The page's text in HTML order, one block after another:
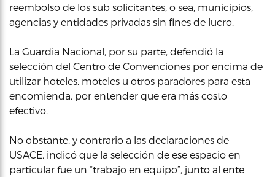
reembolso de los sub solicitantes, o sea, municipios,
agencias y entidades privadas sin fines de lucro.
La Guardia Nacional, por su parte, defendió la
selección del Centro de Convenciones por encima de
utilizar hoteles, moteles u otros paradores para esta
encomienda, por entender que era más costo
efectivo.
No obstante, y contrario a las declaraciones de
USACE, indicó que la selección de ese espacio en
particular fue un “trabajo en equipo”, junto al ente